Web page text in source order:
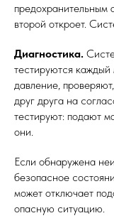
предохранительным
второй откроет.
Диагностика.
тестируются
давление,
друг друга на
тестируют: подают
они.
Если обнаружена
безопасное
может отключает
опасную ситуацию.